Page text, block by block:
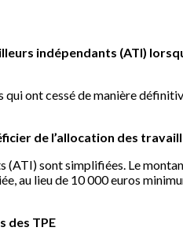
indépendants (ATI)
qui ont cessé de manière
de l’allocation des
sont simplifiées. Le
au lieu de 10 000 euros
des TPE